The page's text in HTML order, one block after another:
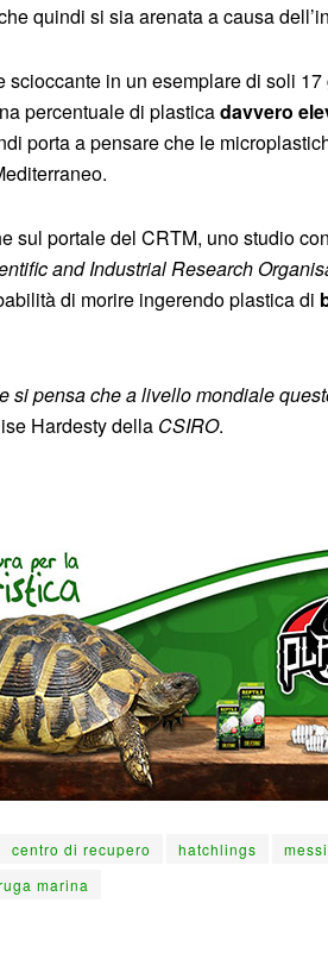
quindi si sia arenata a causa
scioccante in un esemplare di soli
percentuale di plasticadavvero
porta a pensare che le
sul portale del CRTM, uno studio
and Industrial Research
di morire ingerendo plastica di
si pensa che a livello mondiale
Hardesty della CSIRO.
centro di recupero hatchlings
marina